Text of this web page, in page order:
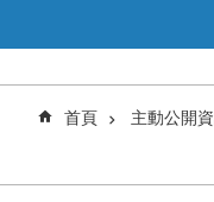
首頁 主動公開